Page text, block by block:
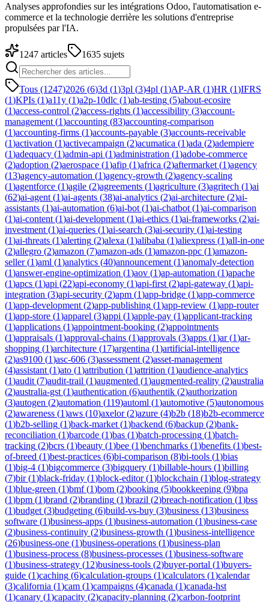
Analyses approfondies sur les intégrations Odoo, l'automatisation e-
commerce et la technologie derrière les solutions d'entreprise
propulsées par l'IA.
1247 articles 1635 sujets
Tous (1247)2026 (6)3d (1)3pl (3)4pl (1)AP-AR (1)HR (1)IFRS
(1)KPIs (1)a11y (1)a2p-10dlc (1)ab-testing (5)about-ecosire
(1)access-control (2)access-rights (1)accessibility (3)account-
management (1)accounting (83)accounting-comparison
(1)accounting-firms (1)accounts-payable (3)accounts-receivable
(1)activation (1)activecampaign (2)acumatica (1)ada (2)adempiere
(1)adequacy (1)admin-api (1)administration (1)adobe-commerce
(2)adoption (2)aerospace (1)afip (1)africa (2)aftermarket (1)agency
(13)agency-automation (1)agency-growth (2)agency-scaling
(1)agentforce (1)agile (2)agreements (1)agriculture (3)agritech (1)ai
(62)ai-agent (1)ai-agents (38)ai-analytics (2)ai-architecture (2)ai-
assistants (1)ai-automation (6)ai-bot (1)ai-chatbot (1)ai-comparison
(1)ai-content (1)ai-development (1)ai-ethics (1)ai-frameworks (2)ai-
investment (1)ai-queries (1)ai-search (3)ai-security (1)ai-testing
(1)ai-threats (1)alerting (2)alexa (1)alibaba (1)aliexpress (1)all-in-one
(2)allegro (2)amazon (7)amazon-ads (1)amazon-ppc (1)amazon-
seller(1)aml (1)analytics (40)announcement (1)anomaly-detection
(1)answer-engine-optimization (1)aov (1)ap-automation (1)apache
(1)apcs (1)api (22)api-economy (1)api-first (2)api-gateway (1)api-
integration (3)api-security (2)apm (1)app-bridge (1)app-commerce
(1)app-development (2)app-publishing (1)app-review (1)app-router
(1)app-store (1)apparel (3)appi (1)apple-pay (1)applicant-tracking
(1)applications (1)appointment-booking (2)appointments
(1)appraisals (1)approval-chains (1)approvals (3)apps (1)ar(1)ar-
shopping (1)architecture (17)argentina (1)artificial-intelligence
(2)as9100 (1)asc-606 (3)assessment (2)asset-management
(4)assistant (1)ato (1)attribution (1)attrition (1)audience-analytics
(1)audit (7)audit-trail (1)augmented (1)augmented-reality (2)australia
(2)australia-gst (1)authentication (6)authentik (2)authorization
(3)autogen (2)automation (119)automl (1)automotive (5)autonomous
(2)awareness (1)aws (10)axelor(2)azure (4)b2b (18)b2b-ecommerce
(1)b2b-selling (1)back-market (1)backend (6)backup (2)bank-
reconciliation (1)barcode (1)bas (1)batch-processing (1)batch-
tracking (2)bcrs (1)beauty (1)bee (1)benchmarks (1)benefits (1)best-
of-breed (1)best-practices (6)bi-comparison (8)bi-tools (1)bias
(1)big-4 (1)bigcommerce (3)bigquery (1)billable-hours (1)billing
(7)bir(1)black-friday (1)block-editor(1)blockchain (1)blog-strategy
(1)blue-green (1)bmf(1)bom (2)booking (5)bookkeeping (9)bpa
(1)bpm (1)brand (2)branding (1)brazil (2)breach-notification (1)bss
(1)budget (3)budgeting (6)build-vs-buy (3)business (13)business
software (1)business-apps (1)business-automation (1)business-case
(2)business-continuity (2)business-growth (1)business-intelligence
(26)business-one (1)business-operations (1)business-plan
(1)business-process (8)business-processes (1)business-software
(1)business-strategy (12)business-tools (2)buyer-portal (1)buyers-
guide (1)caching (6)calculation-groups (1)calculators (1)calendar
(3)california (1)cam (1)campaigns (4)canada (1)canada-hst
(1)canary (1)capacity (2)capacity-planning (2)carbon-footprint